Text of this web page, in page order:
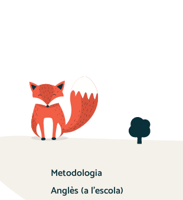
Metodologia
Anglès (a l’escola)